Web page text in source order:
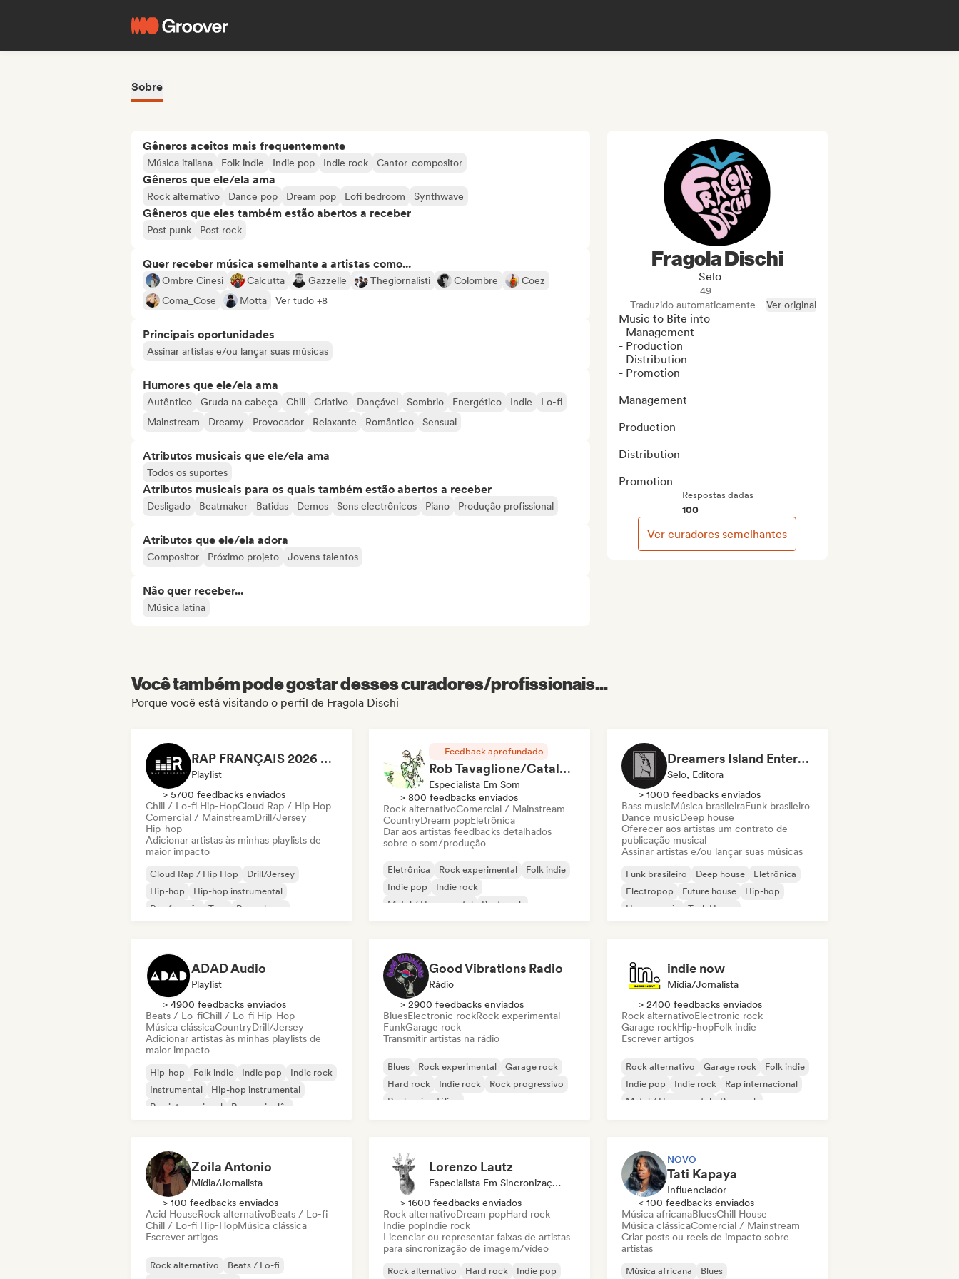
Sobre
Gêneros aceitos mais frequentemente
Música italiana Folk indie Indie pop Indie rock Cantor-compositor
Gêneros que ele/ela ama
Rock alternativo Dance pop Dream pop Lofi bedroom Synthwave
Gêneros que eles também estão abertos a receber
Post punk Post rock
Quer receber música semelhante a artistas como...
Ombre Cinesi Calcutta Gazzelle Thegiornalisti Colombre
Coez
Coma_Cose
Motta Ver tudo +8
Principais oportunidades
Assinar artistas e/ou lançar suas músicas
Humores que ele/ela ama
Autêntico Gruda na cabeça Chill Criativo Dançável Sombrio Energético Indie
Lo-fi
Mainstream
Dreamy Provocador Relaxante Romântico Sensual
Atributos musicais que ele/ela ama
Todos os suportes
Atributos musicais para os quais também estão abertos a receber
Desligado Beatmaker Batidas Demos Sons electrônicos Piano Produção profissional
Atributos que ele/ela adora
Compositor Próximo projeto Jovens talentos
Não quer receber...
Música latina
Fragola Dischi
Selo
49
Traduzido automaticamente
Ver original
Music to Bite into
- Management
- Production
- Distribution
- Promotion
Management
Production
Distribution
Promotion
Respostas dadas
100
Ver curadores semelhantes
Você também pode gostar desses curadores/profissionais...
Porque você está visitando o perfil de Fragola Dischi
RAP FRANÇAIS 2026 🔥🇫🇷 (Way Records)
Playlist
> 5700 feedbacks enviados
Chill / Lo-fi Hip-HopCloud Rap / Hip Hop
Comercial / MainstreamDrill/Jersey
Hip-hop
Adicionar artistas às minhas playlists de
maior impacto
Cloud Rap / Hip Hop
Drill/Jersey
Hip-hop
Hip-hop instrumental
Rap francês
Trap
Pop urbano
Feedback aprofundado
Rob Tavaglione/Catalyst Recording
Especialista Em Som
> 800 feedbacks enviados
Rock alternativoComercial / Mainstream
CountryDream popEletrônica
Dar aos artistas feedbacks detalhados
sobre o som/produção
Eletrônica Rock experimental
Folk indie
Indie pop
Indie rock
Metal / Heavy metal
Post punk
Dreamers Island Entertainment
Selo, Editora
> 1000 feedbacks enviados
Bass musicMúsica brasileiraFunk brasileiro
Dance musicDeep house
Oferecer aos artistas um contrato de
publicação musical
Assinar artistas e/ou lançar suas músicas
Funk brasileiro Deep house
Eletrônica
Electropop
Future house
Hip-hop
House music
Tech House
ADAD Audio
Playlist
> 4900 feedbacks enviados
Beats / Lo-fiChill / Lo-fi Hip-Hop
Música clássicaCountryDrill/Jersey
Adicionar artistas às minhas playlists de
maior impacto
Hip-hop Folk indie Indie pop
Indie rock
Instrumental
Hip-hop instrumental
Rap internacional
Rap em inglês
Good Vibrations Radio
Rádio
> 2900 feedbacks enviados
BluesElectronic rockRock experimental
FunkGarage rock
Transmitir artistas na rádio
Blues Rock experimental
Garage rock
Hard rock
Indie rock
Rock progressivo
Rock psicodélico
indie now
Mídia/Jornalista
> 2400 feedbacks enviados
Rock alternativoElectronic rock
Garage rockHip-hopFolk indie
Escrever artigos
Rock alternativo Garage rock
Folk indie
Indie pop
Indie rock
Rap internacional
Metal / Heavy metal
Pop rock
Zoila Antonio
Mídia/Jornalista
> 100 feedbacks enviados
Acid HouseRock alternativoBeats / Lo-fi
Chill / Lo-fi Hip-HopMúsica clássica
Escrever artigos
Rock alternativo
Beats / Lo-fi
Lorenzo Lautz
Especialista Em Sincronização
> 1600 feedbacks enviados
Rock alternativoDream popHard rock
Indie popIndie rock
Licenciar ou representar faixas de artistas
para sincronização de imagem/vídeo
Rock alternativo Hard rock Indie pop
NOVO
Tati Kapaya
Influenciador
< 100 feedbacks enviados
Música africanaBluesChill House
Música clássicaComercial / Mainstream
Criar posts ou reels de impacto sobre
artistas
Música africana Blues